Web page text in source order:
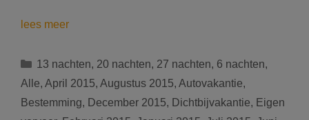
lees meerDe
leren
in
Valencia
Categorieën
13 nachten, 20 nachten, 27 nachten, 6 nachten,
Alle, April 2015, Augustus 2015, Autovakantie,
Bestemming, December 2015, Dichtbijvakantie, Eigen